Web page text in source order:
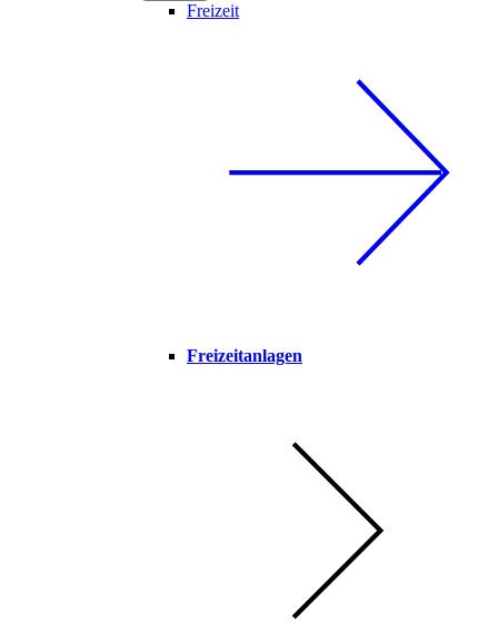
Freizeit
Freizeitanlagen